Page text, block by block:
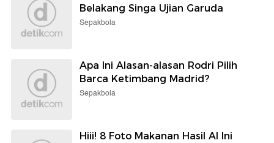
Belakang Singa Ujian Garuda
Sepakbola
Apa Ini Alasan-alasan Rodri Pilih
Barca Ketimbang Madrid?
Sepakbola
Hiii! 8 Foto Makanan Hasil AI Ini